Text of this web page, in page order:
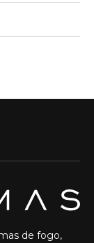
de fogo,